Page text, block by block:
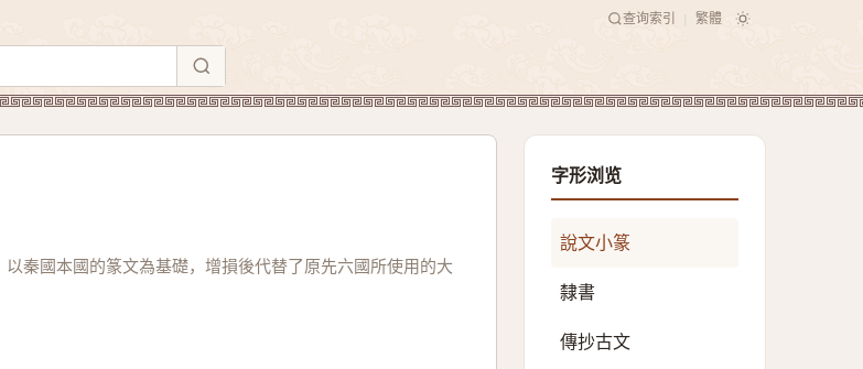
查询索引 繁體
秦國本國的篆文為基礎，增損後代替了原先六國所使用的大
字形浏览
說文小篆
隸書
傳抄古文